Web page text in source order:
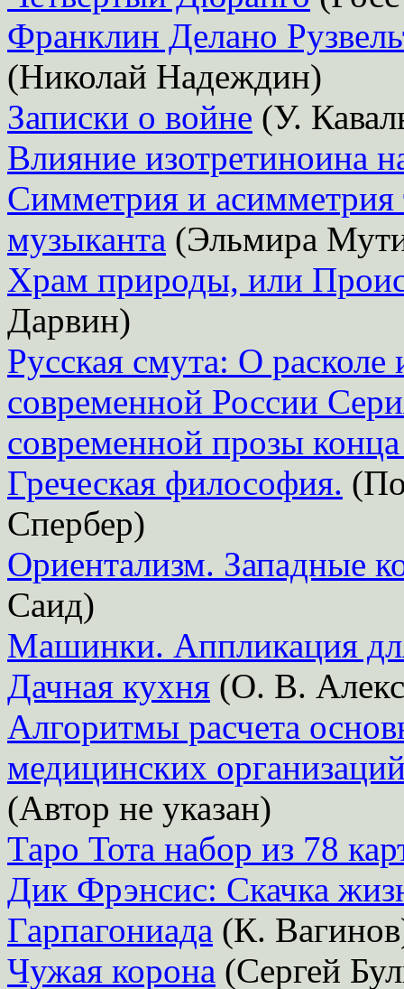
Франклин Делано
(Николай Надеждин)
Записки о войне (У.
Влияние изотретиноина
Симметрия и асимметрия
музыканта (Эльмира
Храм природы, или
Дарвин)
Русская смута: О
современной России
современной прозы
Греческая философия.
Спербер)
Ориентализм. Западные
Саид)
Машинки. Аппликация
Дачная кухня (О. В.
Алгоритмы расчета
медицинских
(Автор не указан)
Таро Тота набор из 78
Дик Фрэнсис: Скачка
Гарпагониада (К.
Чужая корона (Сергей